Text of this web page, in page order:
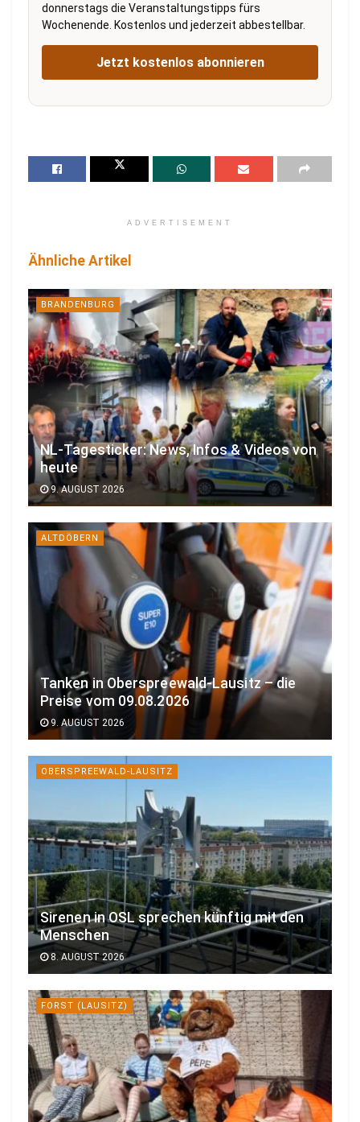
donnerstags die Veranstaltungstipps fürs
Wochenende. Kostenlos und jederzeit abbestellbar.
Jetzt kostenlos abonnieren
ADVERTISEMENT
Ähnliche Artikel
BRANDENBURG
NL-Tagesticker: News, Infos & Videos von
heute
9. AUGUST 2026
ALTDÖBERN
Tanken in Oberspreewald-Lausitz – die
Preise vom 09.08.2026
9. AUGUST 2026
OBERSPREEWALD-LAUSITZ
Sirenen in OSL sprechen künftig mit den
Menschen
8. AUGUST 2026
FORST (LAUSITZ)